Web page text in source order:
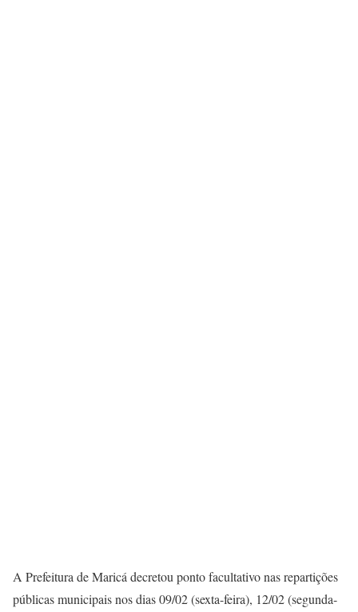
A Prefeitura de Maricá decretou ponto facultativo nas repartições
públicas municipais nos dias 09/02 (sexta-feira), 12/02 (segunda-